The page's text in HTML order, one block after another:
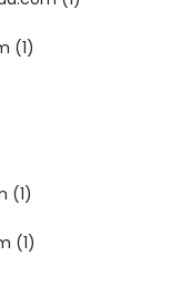
(1)
(1)
(1)